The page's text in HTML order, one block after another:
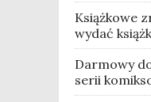
Książkowe
wydać
Darmowy
serii